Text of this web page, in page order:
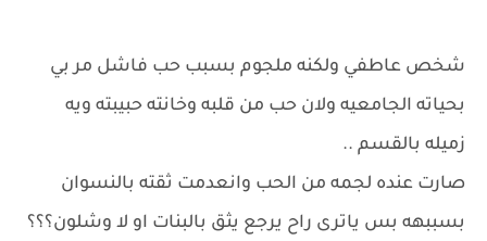
شخص عاطفي ولكنه ملجوم بسبب حب فاشل مر بي
بحياته الجامعيه ولان حب من قلبه وخانته حبيبته ويه
زميله بالقسم ..
صارت عنده لجمه من الحب وانعدمت ثقته بالنسوان
بسببهه بس ياترى راح يرجع يثق بالبنات او لا وشلون؟؟؟